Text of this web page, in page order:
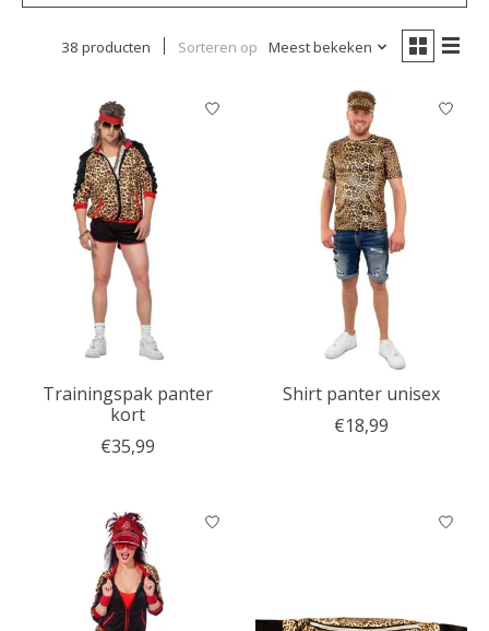
38 producten Sorteren op Meest bekeken
Trainingspak panter
kort
€35,99
Shirt panter unisex
€18,99